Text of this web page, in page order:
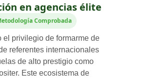
en agencias élite
Comprobada
el privilegio de formarme de
referentes internacionales
de alto prestigio como
Este ecosistema de